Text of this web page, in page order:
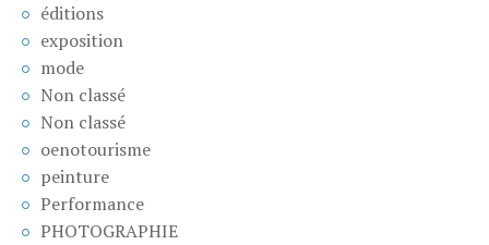
éditions
exposition
mode
Non classé
Non classé
oenotourisme
peinture
Performance
PHOTOGRAPHIE